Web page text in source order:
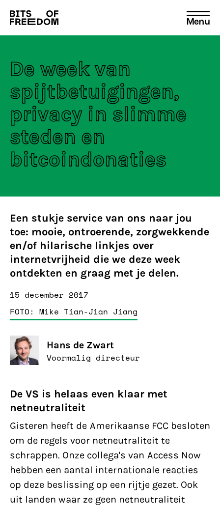
Search
for:
Menu
De week van
spijtbetuigingen,
privacy in slimme
steden en
bitcoindonaties
Een stukje service van ons naar jou
toe: mooie, ontroerende, zorgwekkende
en/of hilarische linkjes over
internetvrijheid die we deze week
ontdekten en graag met je delen.
15 december 2017
FOTO: Mike Tian-Jian Jiang
Hans de Zwart
Voormalig directeur
De VS is helaas even klaar met
netneutraliteit
Gisteren heeft de Amerikaanse FCC besloten
om de regels voor netneutraliteit te
schrappen. Onze collega's van Access Now
hebben een aantal internationale reacties
op deze beslissing op een rijtje gezet. Ook
uit landen waar ze geen netneutraliteit